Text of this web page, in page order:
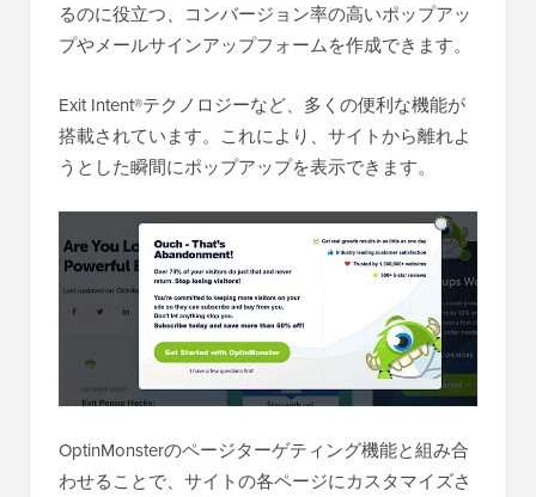
るのに役立つ、コンバージョン率の高いポップアッ
プやメールサインアップフォームを作成できます。
Exit Intent®テクノロジーなど、多くの便利な機能が
搭載されています。これにより、サイトから離れよ
うとした瞬間にポップアップを表示できます。
OptinMonsterのページターゲティング機能と組み合
わせることで、サイトの各ページにカスタマイズさ